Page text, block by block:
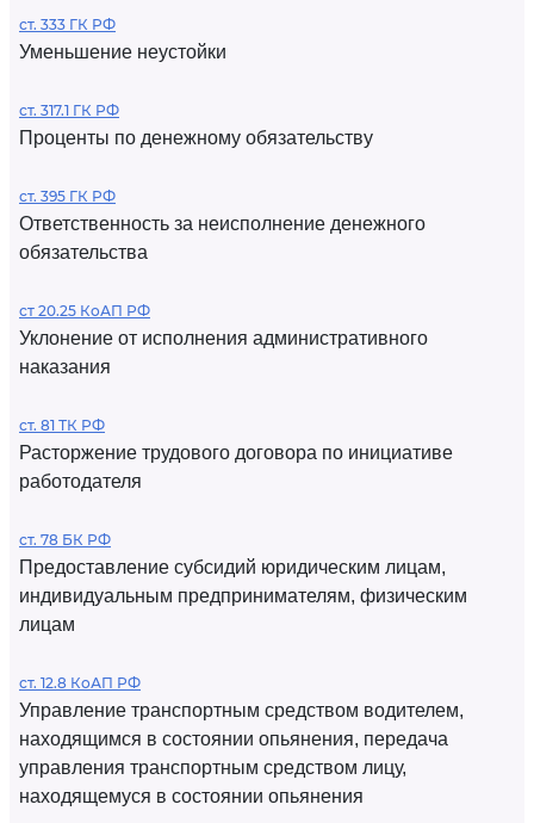
ст. 333 ГК РФ
Уменьшение неустойки
ст. 317.1 ГК РФ
Проценты по денежному обязательству
ст. 395 ГК РФ
Ответственность за неисполнение денежного
обязательства
ст 20.25 КоАП РФ
Уклонение от исполнения административного
наказания
ст. 81 ТК РФ
Расторжение трудового договора по инициативе
работодателя
ст. 78 БК РФ
Предоставление субсидий юридическим лицам,
индивидуальным предпринимателям, физическим
лицам
ст. 12.8 КоАП РФ
Управление транспортным средством водителем,
находящимся в состоянии опьянения, передача
управления транспортным средством лицу,
находящемуся в состоянии опьянения